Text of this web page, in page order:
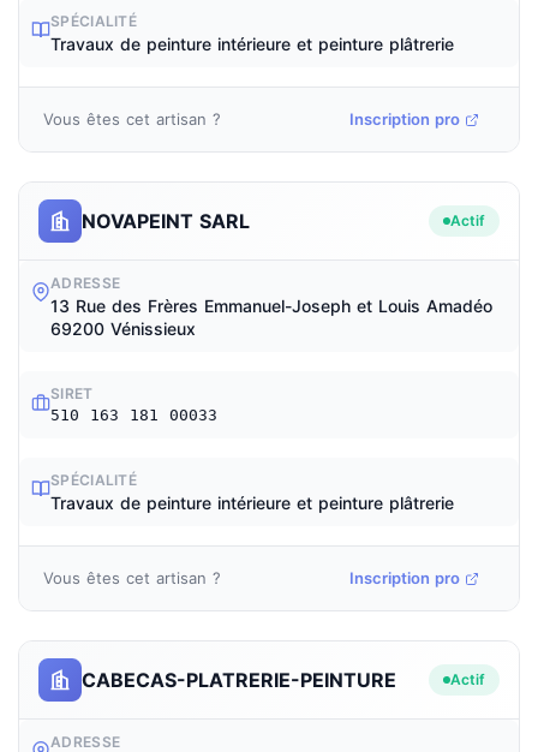
SPÉCIALITÉ
Travaux de peinture intérieure et peinture plâtrerie
Vous êtes cet artisan ? Inscription pro
NOVAPEINT SARL Actif
ADRESSE
13 Rue des Frères Emmanuel-Joseph et Louis Amadéo
69200 Vénissieux
SIRET
510 163 181 00033
SPÉCIALITÉ
Travaux de peinture intérieure et peinture plâtrerie
Vous êtes cet artisan ? Inscription pro
CABECAS-PLATRERIE-PEINTURE Actif
ADRESSE